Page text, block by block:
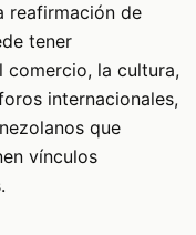
reafirmación de
tener
comercio, la cultura,
internacionales,
que
vínculos